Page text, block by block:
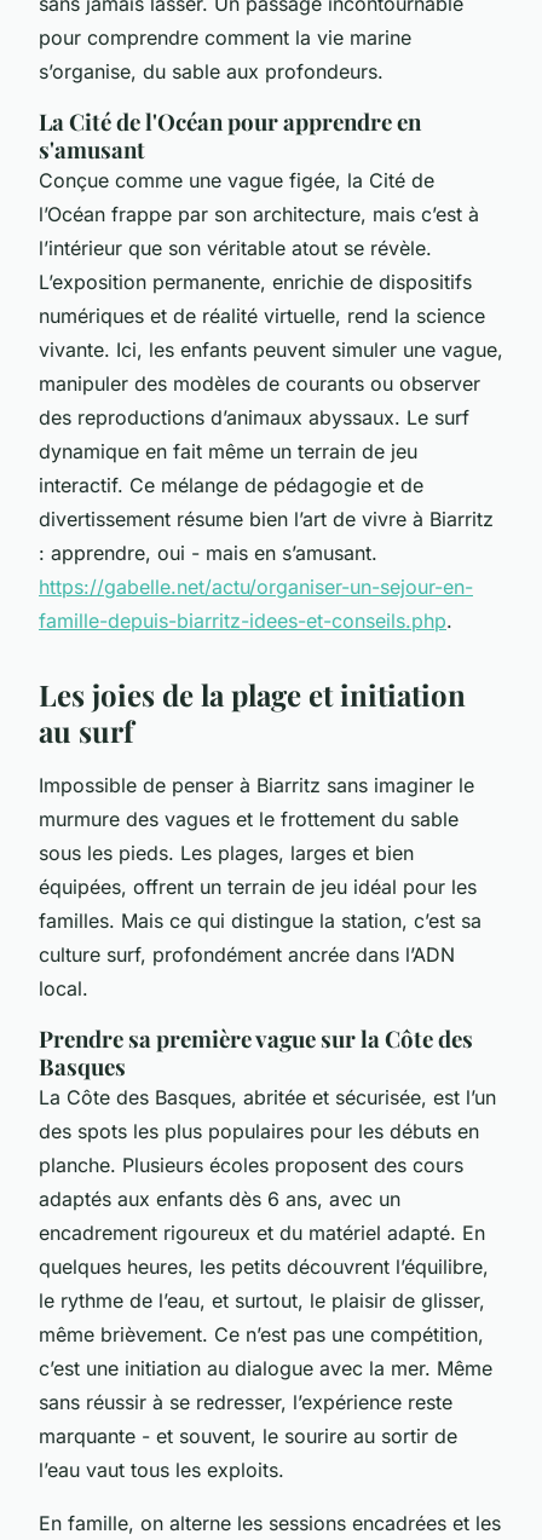
pour comprendre comment la vie marine
s’organise, du sable aux profondeurs.
La Cité de l'Océan pour apprendre en
s'amusant
Conçue comme une vague figée, la Cité de
l’Océan frappe par son architecture, mais c’est à
l’intérieur que son véritable atout se révèle.
L’exposition permanente, enrichie de dispositifs
numériques et de réalité virtuelle, rend la science
vivante. Ici, les enfants peuvent simuler une vague,
manipuler des modèles de courants ou observer
des reproductions d’animaux abyssaux. Le surf
dynamique en fait même un terrain de jeu
interactif. Ce mélange de pédagogie et de
divertissement résume bien l’art de vivre à Biarritz
: apprendre, oui - mais en s’amusant.
https://gabelle.net/actu/organiser-un-sejour-en-
famille-depuis-biarritz-idees-et-conseils.php.
Les joies de la plage et initiation
au surf
Impossible de penser à Biarritz sans imaginer le
murmure des vagues et le frottement du sable
sous les pieds. Les plages, larges et bien
équipées, offrent un terrain de jeu idéal pour les
familles. Mais ce qui distingue la station, c’est sa
culture surf, profondément ancrée dans l’ADN
local.
Prendre sa première vague sur la Côte des
Basques
La Côte des Basques, abritée et sécurisée, est l’un
des spots les plus populaires pour les débuts en
planche. Plusieurs écoles proposent des cours
adaptés aux enfants dès 6 ans, avec un
encadrement rigoureux et du matériel adapté. En
quelques heures, les petits découvrent l’équilibre,
le rythme de l’eau, et surtout, le plaisir de glisser,
même brièvement. Ce n’est pas une compétition,
c’est une initiation au dialogue avec la mer. Même
sans réussir à se redresser, l’expérience reste
marquante - et souvent, le sourire au sortir de
l’eau vaut tous les exploits.
En famille, on alterne les sessions encadrées et les